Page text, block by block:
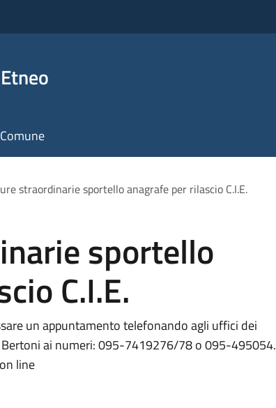
straordinarie sportello anagrafe per rilascio C.I.E.
sportello
C.I.E.
un appuntamento telefonando agli uffici dei
ai numeri: 095-7419276/78 o 095-495054.
line